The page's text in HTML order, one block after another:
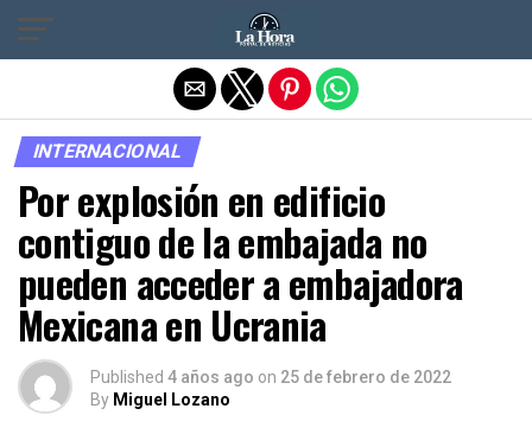
INTERNACIONAL
Por explosión en edificio
contiguo de la embajada no
pueden acceder a embajadora
Mexicana en Ucrania
Published 4 años ago on 25 de febrero de 2022
By Miguel Lozano
Salir de la versión móvil